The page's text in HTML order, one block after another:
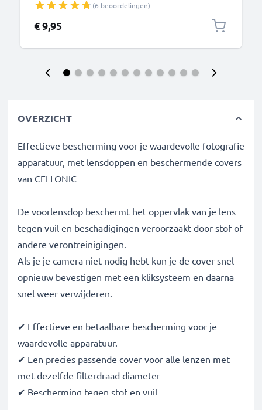
(6 beoordelingen)
€ 9,95
OVERZICHT
Effectieve bescherming voor je waardevolle fotografie
apparatuur, met lensdoppen en beschermende covers
van CELLONIC
De voorlensdop beschermt het oppervlak van je lens
tegen vuil en beschadigingen veroorzaakt door stof of
andere verontreinigingen.
Als je je camera niet nodig hebt kun je de cover snel
opnieuw bevestigen met een kliksysteem en daarna
snel weer verwijderen.
✔ Effectieve en betaalbare bescherming voor je
waardevolle apparatuur.
✔ Een precies passende cover voor alle lenzen met
met dezelfde filterdraad diameter
✔ Bescherming tegen stof en vuil